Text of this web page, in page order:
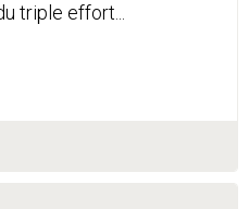
triple effort...